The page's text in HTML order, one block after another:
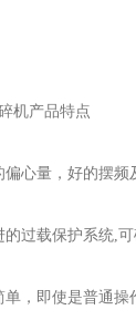
机产品特点
心量，好的摆
过载保护系统,
，即使是普通操